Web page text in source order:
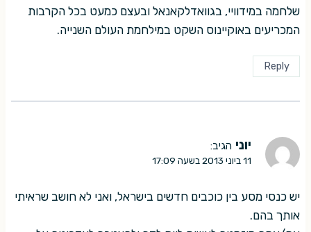
שלחמה במידוויי, בגוואדלקאנאל ובעצם כמעט בכל הקרבות
המכריעים באוקיינוס השקט במילחמת העולם השנייה.
Reply
יוני הגיב:
11 ביוני 2013 בשעה 17:09
יש כנסי מסע בין כוכבים חדשים בישראל, ואני לא חושב שראיתי
אותך בהם.